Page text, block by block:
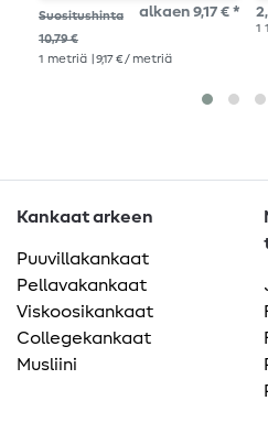
Suositushinta
10,79 €
alkaen 9,17 € *
1 metriä | 9,17 € / metriä
1
Kankaat arkeen
Puuvillakankaat
Pellavakankaat
Viskoosikankaat
Collegekankaat
Musliini